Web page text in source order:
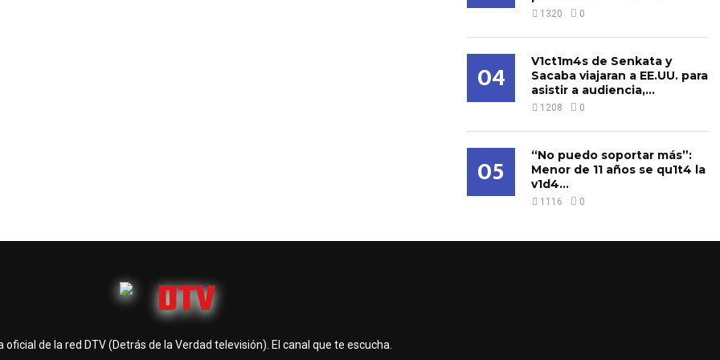
1320 0
04
V1ct1m4s de Senkata y
Sacaba viajaran a EE.UU. para
asistir a audiencia,...
1208 0
05
“No puedo soportar más”:
Menor de 11 años se qu1t4 la
v1d4...
1116 0
oficial de la red DTV (Detrás de la Verdad televisión). El canal que te escucha.